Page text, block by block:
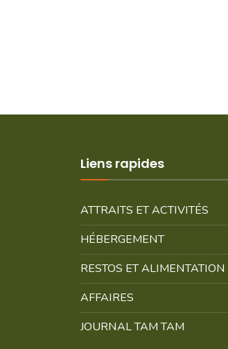
Liens rapides
ATTRAITS ET ACTIVITÉS
HÉBERGEMENT
RESTOS ET ALIMENTATION
AFFAIRES
JOURNAL TAM TAM